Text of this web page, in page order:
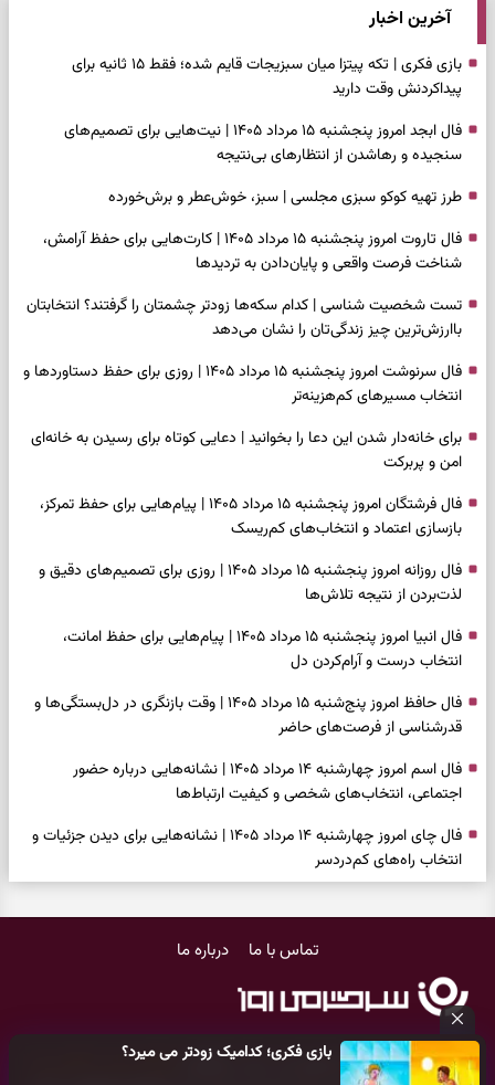
بازی فکری؛ کدامیک زودتر می میرد؟
آخرین اخبار
بازی فکری | تکه پیتزا میان سبزیجات قایم شده؛ فقط ۱۵ ثانیه برای
پیداکردنش وقت دارید
فال ابجد امروز پنجشنبه ۱۵ مرداد ۱۴۰۵ | نیت‌هایی برای تصمیم‌های
سنجیده و رهاشدن از انتظارهای بی‌نتیجه
طرز تهیه کوکو سبزی مجلسی | سبز، خوش‌عطر و برش‌خورده
فال تاروت امروز پنجشنبه ۱۵ مرداد ۱۴۰۵ | کارت‌هایی برای حفظ آرامش،
شناخت فرصت واقعی و پایان‌دادن به تردیدها
تست شخصیت شناسی | کدام سکه‌ها زودتر چشمتان را گرفتند؟ انتخابتان
باارزش‌ترین چیز زندگی‌تان را نشان می‌دهد
فال سرنوشت امروز پنجشنبه ۱۵ مرداد ۱۴۰۵ | روزی برای حفظ دستاوردها و
انتخاب مسیرهای کم‌هزینه‌تر
برای خانه‌دار شدن این دعا را بخوانید | دعایی کوتاه برای رسیدن به خانه‌ای
امن و پربرکت
فال فرشتگان امروز پنجشنبه ۱۵ مرداد ۱۴۰۵ | پیام‌هایی برای حفظ تمرکز،
بازسازی اعتماد و انتخاب‌های کم‌ریسک
فال روزانه امروز پنجشنبه ۱۵ مرداد ۱۴۰۵ | روزی برای تصمیم‌های دقیق و
لذت‌بردن از نتیجه تلاش‌ها
فال انبیا امروز پنجشنبه ۱۵ مرداد ۱۴۰۵ | پیام‌هایی برای حفظ امانت،
انتخاب درست و آرام‌کردن دل
فال حافظ امروز پنج‌شنبه ۱۵ مرداد ۱۴۰۵ | وقت بازنگری در دل‌بستگی‌ها و
قدرشناسی از فرصت‌های حاضر
فال اسم امروز چهارشنبه ۱۴ مرداد ۱۴۰۵ | نشانه‌هایی درباره حضور
اجتماعی، انتخاب‌های شخصی و کیفیت ارتباط‌ها
فال چای امروز چهارشنبه ۱۴ مرداد ۱۴۰۵ | نشانه‌هایی برای دیدن جزئیات و
انتخاب راه‌های کم‌دردسر
انتخاب چیزی که ارزش ماندن دارد
فرصت دارید
تماس با ما درباره ما
کلیه حقوق مادی و معنوی این سایت متعلق بهپایگاه خبری سرگرمی روز